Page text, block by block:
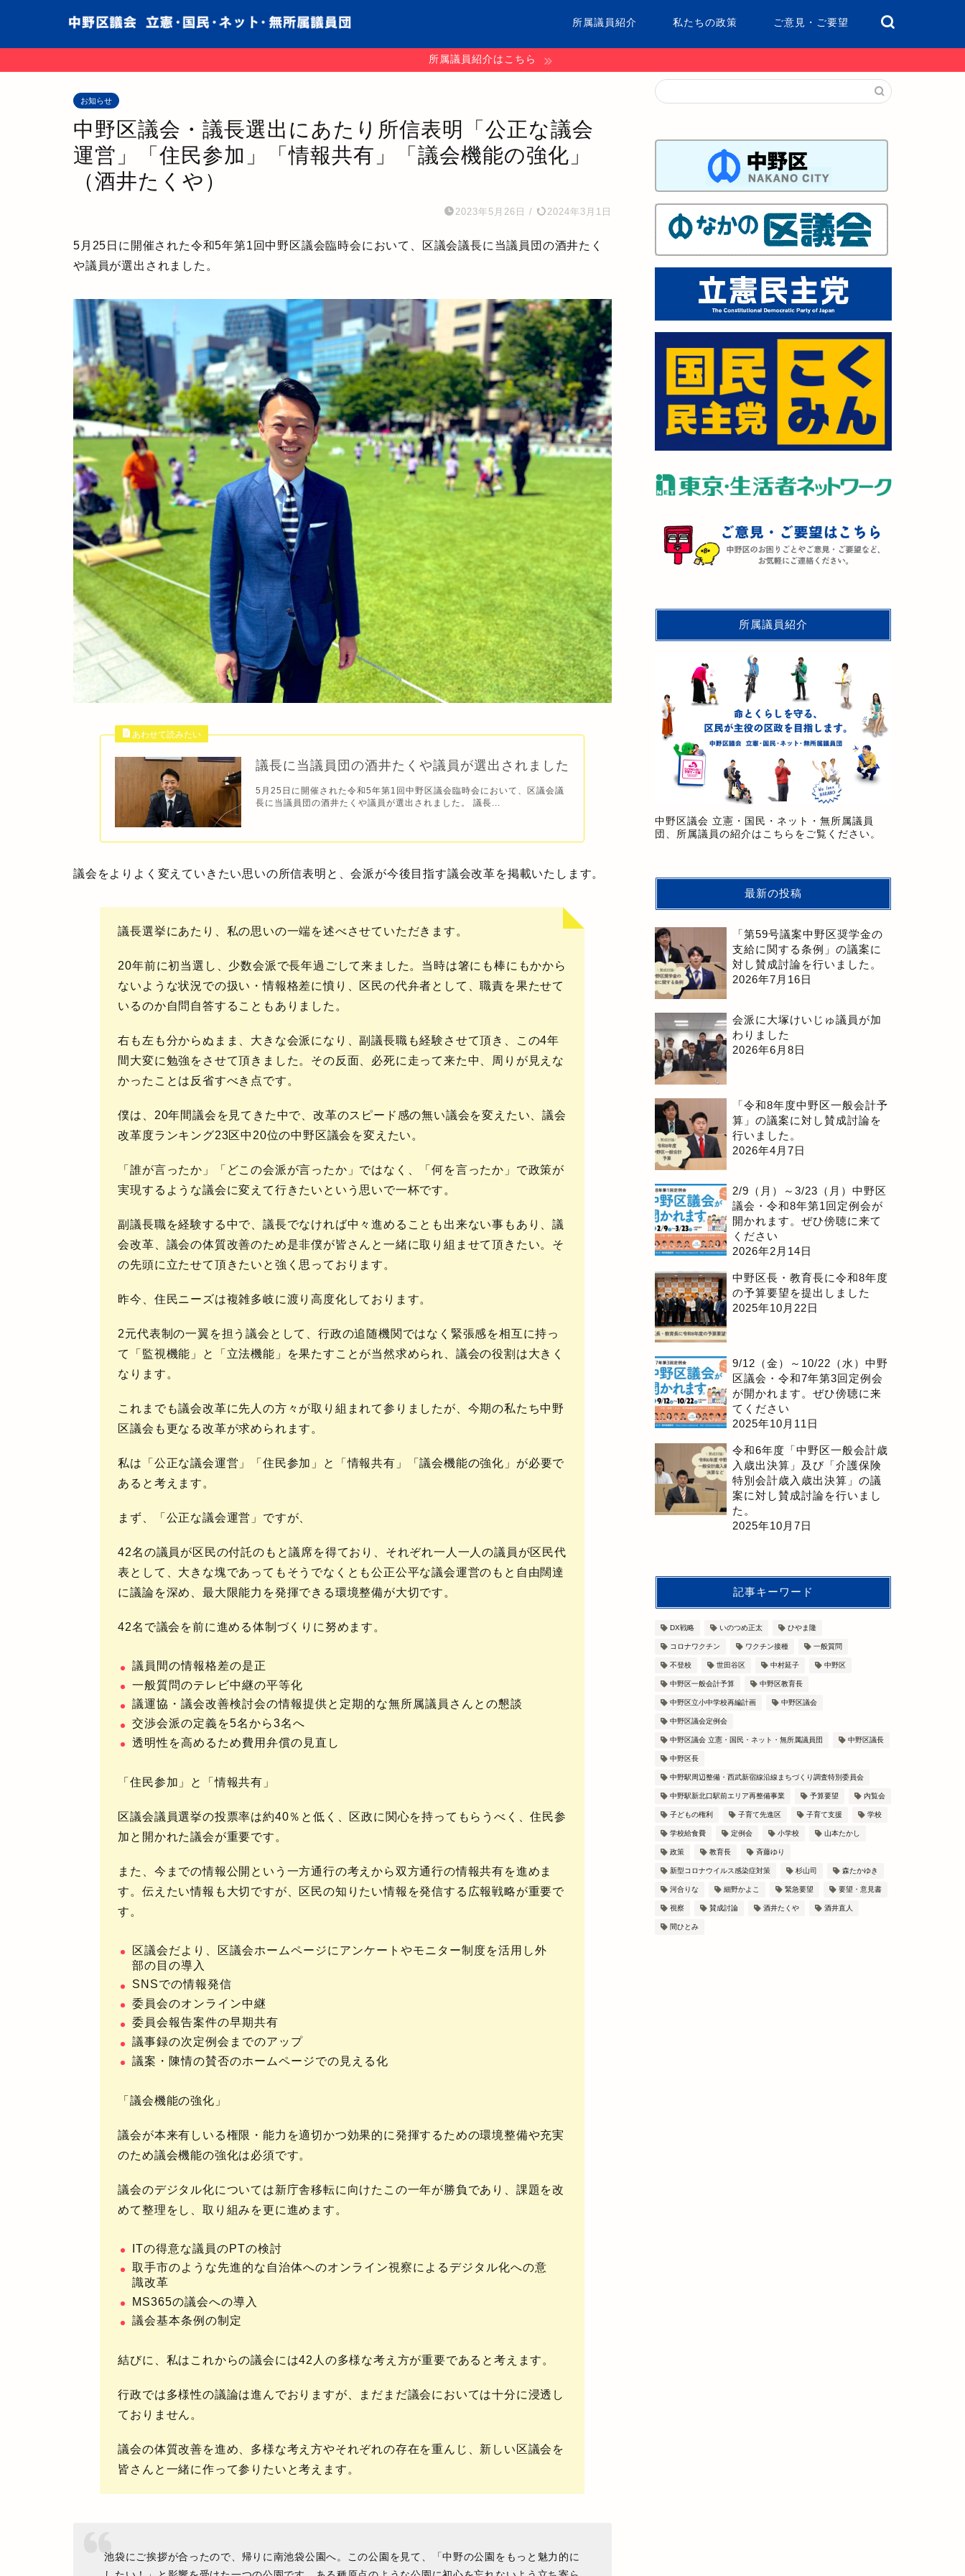
所属議員紹介 私たちの政策 ご意見・ご要望
所属議員紹介はこちら
お知らせ
中野区議会・議長選出にあたり所信表明「公正な議会
運営」「住民参加」「情報共有」「議会機能の強化」
（酒井たくや）
2023年5月26日 / 2024年3月1日
5月25日に開催された令和5年第1回中野区議会臨時会において、区議会議長に当議員団の酒井たく
や議員が選出されました。
議長に当議員団の酒井たくや議員が選出されました
5月25日に開催された令和5年第1回中野区議会臨時会において、区議会議
長に当議員団の酒井たくや議員が選出されました。 議長...
議会をよりよく変えていきたい思いの所信表明と、会派が今後目指す議会改革を掲載いたします。
議長選挙にあたり、私の思いの一端を述べさせていただきます。
20年前に初当選し、少数会派で長年過ごして来ました。当時は箸にも棒にもかから
ないような状況での扱い・情報格差に憤り、区民の代弁者として、職責を果たせて
いるのか自問自答することもありました。
右も左も分からぬまま、大きな会派になり、副議長職も経験させて頂き、この4年
間大変に勉強をさせて頂きました。その反面、必死に走って来た中、周りが見えな
かったことは反省すべき点です。
僕は、20年間議会を見てきた中で、改革のスピード感の無い議会を変えたい、議会
改革度ランキング23区中20位の中野区議会を変えたい。
「誰が言ったか」「どこの会派が言ったか」ではなく、
「何を言ったか」で政策が
実現するような議会に変えて行きたい という思いで一杯です。
副議長職を経験する中で、議長でなければ中々進めることも出来ない事もあり、議
会改革、議会の体質改善のため是非僕が皆さんと一緒に取り組ませて頂きたい。そ
の先頭に立たせて頂きたいと強く思っております。
昨今、住民ニーズは複雑多岐に渡り高度化しております。
2元代表制の一翼を担う議会として、行政の追随機関ではなく緊張感を相互に持っ
て「監視機能」と「立法機能」を果たすことが当然求められ、議会の役割は大きく
なります。
これまでも議会改革に先人の方々が取り組まれて参りましたが、今期の私たち中野
区議会も更なる改革が求められます。
私は 「公正な議会運営」「住民参加」と「情報共有」「議会機能の強化」 が必要で
あると考えます。
まず、 「公正な議会運営」 ですが、
42名の議員が区民の付託のもと議席を得ており、それぞれ一人一人の議員が区民代
表として、大きな塊であってもそうでなくとも公正公平な議会運営のもと自由闊達
に議論を深め、最大限能力を発揮できる環境整備が大切です。
42名で議会を前に進める体制づくりに努めます。
議員間の情報格差の是正
一般質問のテレビ中継の平等化
議運協・議会改善検討会の情報提供と定期的な無所属議員さんとの懇談
交渉会派の定義を5名から3名へ
透明性を高めるため費用弁償の見直し
「住民参加」と「情報共有」
区議会議員選挙の投票率は約40％と低く、区政に関心を持ってもらうべく、住民参
加と開かれた議会が重要です。
また、 今までの情報公開という一方通行の考えから双方通行の情報共有を進めま
す。伝えたい情報も大切ですが、区民の知りたい情報を発信する広報戦略が重要で
す。
区議会だより、区議会ホームページにアンケートやモニター制度を活用し外
部の目の導入
SNSでの情報発信
委員会のオンライン中継
委員会報告案件の早期共有
議事録の次定例会までのアップ
議案・陳情の賛否のホームページでの見える化
「議会機能の強化」
議会が本来有しいる権限・能力を適切かつ効果的に発揮するための環境整備や充実
のため議会機能の強化は必須です。
議会のデジタル化については新庁舎移転に向けたこの一年が勝負であり、課題を改
めて整理をし、取り組みを更に進めます。
ITの得意な議員のPTの検討
取手市のような先進的な自治体へのオンライン視察によるデジタル化への意
識改革
MS365の議会への導入
議会基本条例の制定
結びに、私は これからの議会には42人の多様な考え方が重要である と考えます。
行政では多様性の議論は進んでおりますが、まだまだ議会においては十分に浸透し
ておりません。
議会の体質改善を進め、多様な考え方やそれぞれの存在を重んじ、新しい区議会を
皆さんと一緒に作って参りたいと考えます。
池袋にご挨拶が合ったので、帰りに南池袋公園へ。この公園を見て、「中野の公園をもっと魅力的に
所属議員紹介
中野区議会 立憲・国民・ネット・無所属議員
団、所属議員の紹介はこちらをご覧ください。
最新の投稿
「第59号議案中野区奨学金の
支給に関する条例」の議案に
対し賛成討論を行いました。
2026年7月16日
会派に大塚けいじゅ議員が加
わりました
2026年6月8日
「令和8年度中野区一般会計予
算」の議案に対し賛成討論を
行いました。
2026年4月7日
2/9（月）～3/23（月）中野区
議会・令和8年第1回定例会が
開かれます。ぜひ傍聴に来て
ください
2026年2月14日
中野区長・教育長に令和8年度
の予算要望を提出しました
2025年10月22日
9/12（金）～10/22（水）中野
区議会・令和7年第3回定例会
が開かれます。ぜひ傍聴に来
てください
2025年10月11日
令和6年度「中野区一般会計歳
入歳出決算」及び「介護保険
特別会計歳入歳出決算」の議
案に対し賛成討論を行いまし
た。
2025年10月7日
記事キーワード
DX戦略 いのつめ正太 ひやま隆
コロナワクチン ワクチン接種 一般質問
不登校 世田谷区 中村延子 中野区
中野区一般会計予算 中野区教育長
中野区立小中学校再編計画 中野区議会
中野区議会定例会
中野区議会 立憲・国民・ネット・無所属議員団 中野区議長
中野区長
中野駅周辺整備・西武新宿線沿線まちづくり調査特別委員会
中野駅新北口駅前エリア再整備事業 予算要望 内覧会
子どもの権利 子育て先進区 子育て支援 学校
学校給食費 定例会 小学校 山本たかし
政策 教育長 斉藤ゆり
新型コロナウイルス感染症対策 杉山司 森たかゆき
河合りな 細野かよこ 緊急要望 要望・意見書
視察 賛成討論 酒井たくや 酒井直人
間ひとみ